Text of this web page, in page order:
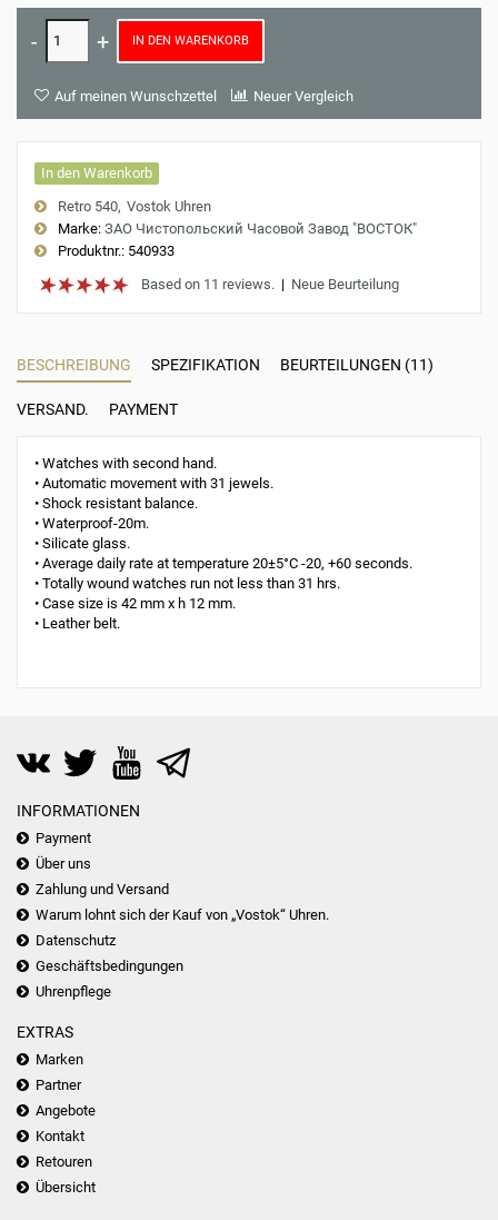
IN DEN WARENKORB
Auf meinen Wunschzettel Neuer Vergleich
In den Warenkorb
Retro 540 Vostok Uhren
Marke: ЗАО Чистопольский Часовой Завод "ВОСТОК"
Produktnr.: 540933
Based on 11 reviews. | Neue Beurteilung
BESCHREIBUNG SPEZIFIKATION BEURTEILUNGEN (11)
VERSAND. PAYMENT
• Watches with second hand.
• Automatic movement with 31 jewels.
• Shock resistant balance.
• Waterproof-20m.
• Silicate glass.
• Average daily rate at temperature 20±5°С -20, +60 seconds.
• Totally wound watches run not less than 31 hrs.
• Case size is 42 mm x h 12 mm.
• Leather belt.
INFORMATIONEN
Payment
Über uns
Zahlung und Versand
Warum lohnt sich der Kauf von „Vostok“ Uhren.
Datenschutz
Geschäftsbedingungen
Uhrenpflege
EXTRAS
Marken
Partner
Angebote
Kontakt
Retouren
Übersicht